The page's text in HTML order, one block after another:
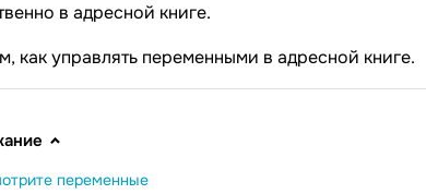
в адресной книге.
как управлять переменными в адресной книге.
переменные